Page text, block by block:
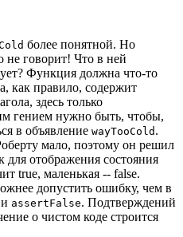
более понятной. Но
не говорит! Что в ней
Функция должна что-то
как правило, содержит
здесь только
гением нужно быть, чтобы,
в объявление wayTooCold .
мало, поэтому он решил
отображения состояния
true, маленькая -- false.
допустить ошибку, чем в
и assertFalse. Подтверждений
о чистом коде строится